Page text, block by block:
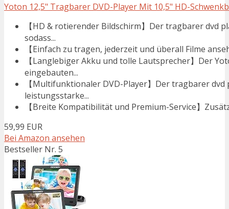
Yoton 12,5" Tragbarer DVD-Player Mit 10,5" HD-
【HD & rotierender Bildschirm】Der tragbarer dvd
sodass...
【Einfach zu tragen, jederzeit und überall Filme
【Langlebiger Akku und tolle Lautsprecher】Der
eingebauten...
【Multifunktionaler DVD-Player】Der tragbarer
leistungsstarke...
【Breite Kompatibilität und Premium-Service】
59,99 EUR
Bei Amazon ansehen
Bestseller Nr. 5